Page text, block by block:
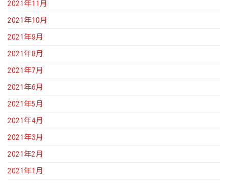
2021年11月
2021年10月
2021年9月
2021年8月
2021年7月
2021年6月
2021年5月
2021年4月
2021年3月
2021年2月
2021年1月